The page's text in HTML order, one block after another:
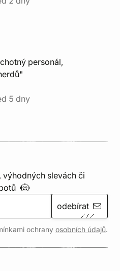
personál,
5 dny
slevách či
odebírat
ochrany osobních údajů.